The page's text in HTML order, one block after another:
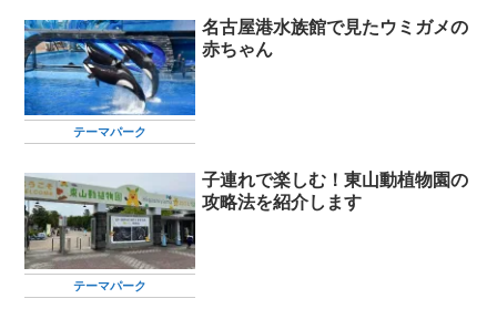
テーマパーク
名古屋港水族館で見たウミガメの
赤ちゃん
テーマパーク
子連れで楽しむ！東山動植物園の
攻略法を紹介します